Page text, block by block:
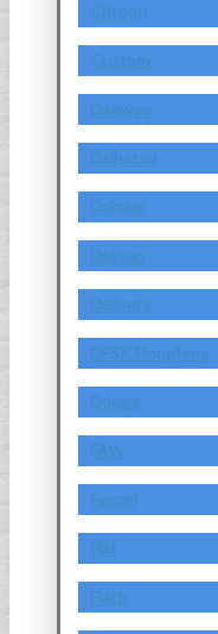
Citroen
Custom
Daewoo
Daihatsu
Daimler
Datsun
Delivery
DFSK Dongfeng
Dodge
FAW
Ferrari
Fiat
Fiath